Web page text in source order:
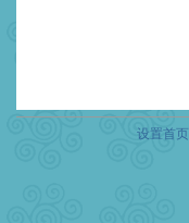
设置首页